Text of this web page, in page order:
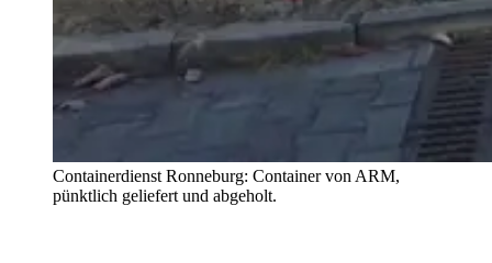
Containerdienst Ronneburg: Container von ARM,
pünktlich geliefert und abgeholt.